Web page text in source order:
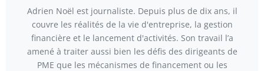
Adrien Noël est journaliste. Depuis plus de dix ans, il
couvre les réalités de la vie d'entreprise, la gestion
financière et le lancement d'activités. Son travail l’a
amené à traiter aussi bien les défis des dirigeants de
PME que les mécanismes de financement ou les